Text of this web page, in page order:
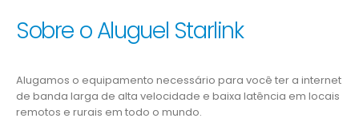
Sobre o Aluguel Starlink
Alugamos o equipamento necessário para você ter a internet
de banda larga de alta velocidade e baixa latência em locais
remotos e rurais em todo o mundo.